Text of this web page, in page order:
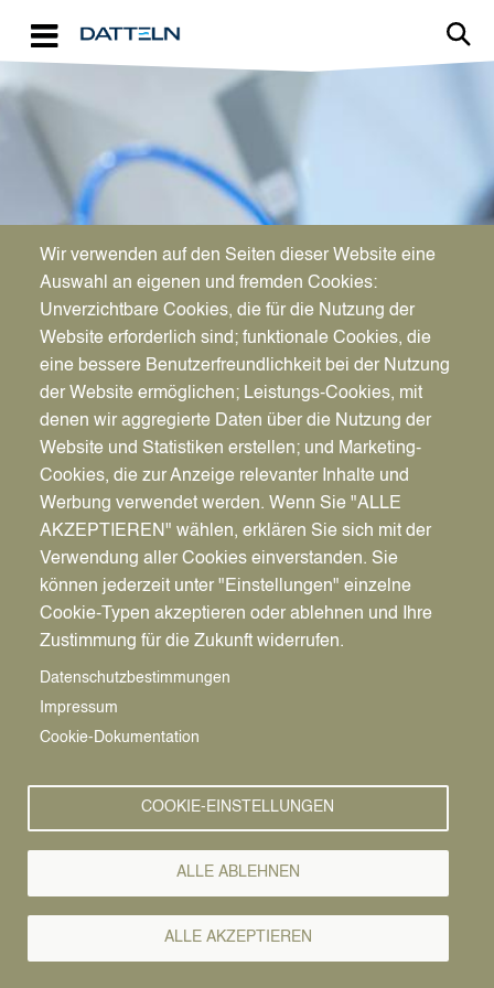
WIRTSCHAFTSFÖRDERUNG
Aktuelles für Unternehmen
Pfadnavigation
Wirtschaft | Bauen | Umwelt Wirtschaftsförderung News
Wirtschafts-
News
Wir verwenden auf den Seiten dieser Website eine
Auswahl an eigenen und fremden Cookies:
Unverzichtbare Cookies, die für die Nutzung der
Website erforderlich sind; funktionale Cookies, die
eine bessere Benutzerfreundlichkeit bei der Nutzung
der Website ermöglichen; Leistungs-Cookies, mit
denen wir aggregierte Daten über die Nutzung der
Website und Statistiken erstellen; und Marketing-
Cookies, die zur Anzeige relevanter Inhalte und
Werbung verwendet werden. Wenn Sie "ALLE
AKZEPTIEREN" wählen, erklären Sie sich mit der
Verwendung aller Cookies einverstanden. Sie
können jederzeit unter "Einstellungen" einzelne
Cookie-Typen akzeptieren oder ablehnen und Ihre
Zustimmung für die Zukunft widerrufen.
Datenschutzbestimmungen
Impressum
Cookie-Dokumentation
COOKIE-EINSTELLUNGEN
ALLE ABLEHNEN
ALLE AKZEPTIEREN